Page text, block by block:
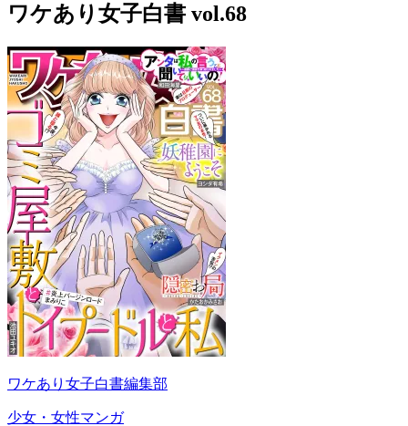
ワケあり女子白書 vol.68
ワケあり女子白書編集部
少女・女性マンガ